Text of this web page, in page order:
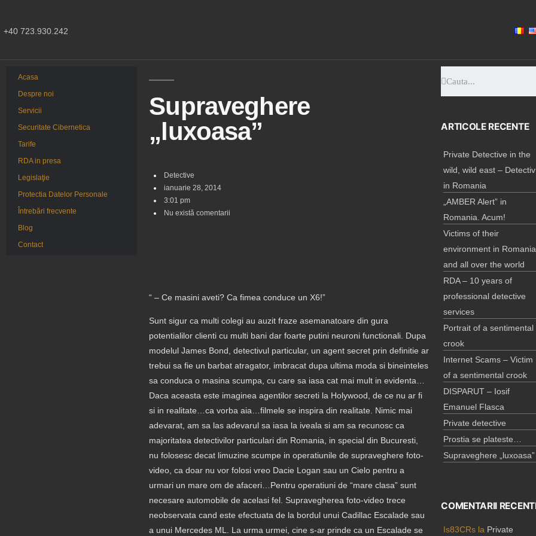
+40 723.930.242
Acasa
Despre noi
Servicii
Securitate Cibernetica
Tarife
RDA in presa
Legislaţie
Protectia Datelor Personale
Întrebări frecvente
Blog
Contact
Supraveghere
„luxoasa”
Detective
ianuarie 28, 2014
3:01 pm
Nu există comentarii
“ – Ce masini aveti? Ca fimea conduce un X6!”
Sunt sigur ca multi colegi au auzit fraze asemanatoare din gura
potentialilor clienti cu multi bani dar foarte putini neuroni functionali. Dupa
modelul James Bond, detectivul particular, un agent secret prin definitie ar
trebui sa fie un barbat atragator, imbracat dupa ultima moda si bineinteles
sa conduca o masina scumpa, cu care sa iasa cat mai mult in evidenta…
Daca aceasta este imaginea agentilor secreti la Holywood, de ce nu ar fi
si in realitate…ca vorba aia…filmele se inspira din realitate. Nimic mai
adevarat, am sa las adevarul sa iasa la iveala si am sa recunosc ca
majoritatea detectivilor particulari din Romania, in special din Bucuresti,
nu folosesc decat limuzine scumpe in operatiunile de supraveghere foto-
video, ca doar nu vor folosi vreo Dacie Logan sau un Cielo pentru a
urmari un mare om de afaceri…Pentru operatiuni de “mare clasa” sunt
necesare automobile de acelasi fel. Supravegherea foto-video trece
neobservata cand este efectuata de la bordul unui Cadillac Escalade sau
a unui Mercedes ML. La urma urmei, cine s-ar prinde ca un Escalade se
ARTICOLE RECENTE
Private Detective in the
wild, wild east – Detectiv
in Romania
„AMBER Alert” in
Romania. Acum!
Victims of their
environment in Romania
and all over the world
RDA – 10 years of
professional detective
services
Portrait of a sentimental
crook
Internet Scams – Victim
of a sentimental crook
DISPARUT – Iosif
Emanuel Flasca
Private detective
Prostia se plateste…
Supraveghere „luxoasa”
COMENTARII
Is83CRs la Private